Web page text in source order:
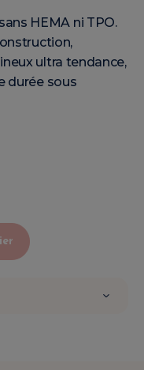
HEMA ni TPO.
ultra tendance,
durée sous